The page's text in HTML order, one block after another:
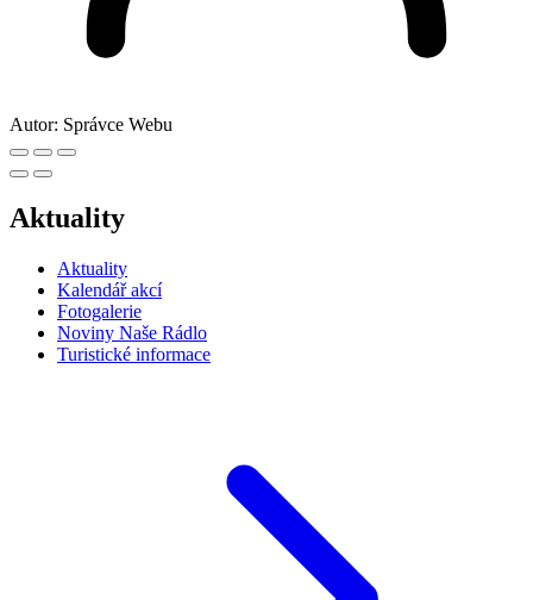
Autor: Správce Webu
Aktuality
Aktuality
Kalendář akcí
Fotogalerie
Noviny Naše Rádlo
Turistické informace